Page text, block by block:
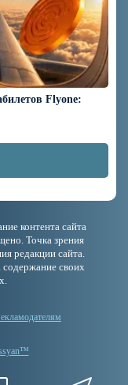
Flyone:
контента сайта
Точка зрения
редакции сайта.
содержание своих